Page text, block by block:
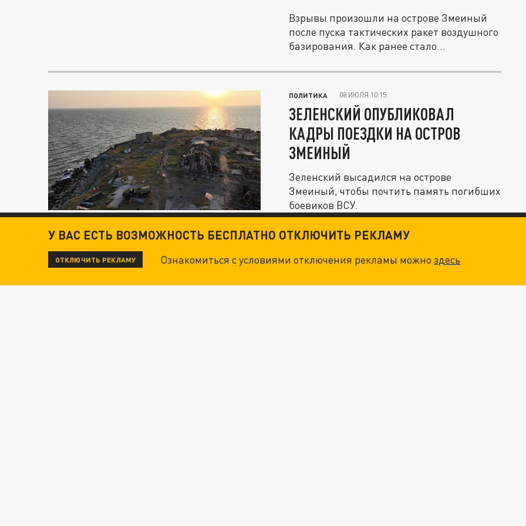
Взрывы произошли на острове Змеиный
после пуска тактических ракет воздушного
базирования. Как ранее стало...
ПОЛИТИКА 08 ИЮЛЯ 10:15
ЗЕЛЕНСКИЙ ОПУБЛИКОВАЛ
КАДРЫ ПОЕЗДКИ НА ОСТРОВ
ЗМЕИНЫЙ
Зеленский высадился на острове
Змеиный, чтобы почтить память погибших
боевиков ВСУ.
У ВАС ЕСТЬ ВОЗМОЖНОСТЬ БЕСПЛАТНО ОТКЛЮЧИТЬ РЕКЛАМУ
ОТКЛЮЧИТЬ РЕКЛАМУ Ознакомиться с условиями отключения рекламы можноздесь